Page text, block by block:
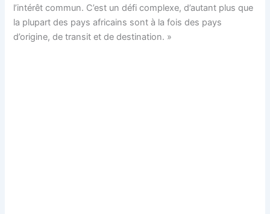
l’intérêt commun. C’est un défi complexe, d’autant plus que
la plupart des pays africains sont à la fois des pays
d’origine, de transit et de destination. »